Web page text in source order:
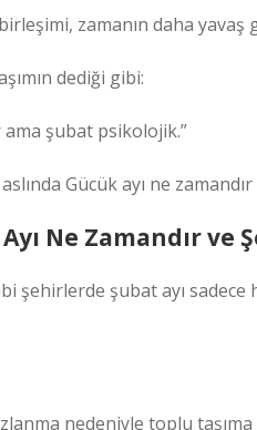
zamanın daha
dediği gibi:
ama şubat psikolojik.”
Gücük ayı ne
Ne Zamandır
şehirlerde şubat ayı sadece
nedeniyle toplu